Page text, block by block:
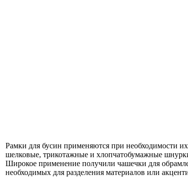
Рамки для бусин применяются при необходимости
шелковые, трикотажные и хлопчатобумажные
Широкое применение получили чашечки для
необходимых для разделения материалов или